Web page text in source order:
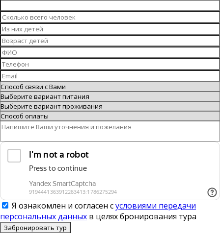
Я ознакомлен и согласен сусловиями передачи
персональных данных в целях бронирования тура
Забронировать тур